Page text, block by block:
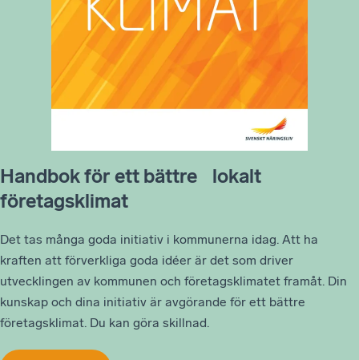
Handbok för ett bättre lokalt
företagsklimat
Det tas många goda initiativ i kommunerna idag. Att ha
kraften att förverkliga goda idéer är det som driver
utvecklingen av kommunen och företagsklimatet framåt. Din
kunskap och dina initiativ är avgörande för ett bättre
företagsklimat. Du kan göra skillnad.